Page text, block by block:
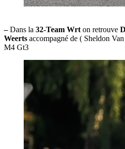
–Dans la 32-Team Wrton retrouve
Weerts accompagné de ( Sheldon
M4 Gt3